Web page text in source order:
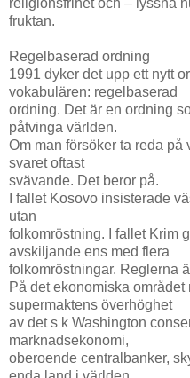
fruktan.
Regelbaserad ordning
1991 dyker det upp ett nytt
vokabulären: regelbaserad
ordning. Det är en ordning
påtvinga världen.
Om man försöker ta reda
svaret oftast
svävande. Det beror på.
I fallet Kosovo insisterade
utan
folkomröstning. I fallet Krim
avskiljande ens med flera
folkomröstningar. Reglerna
På det ekonomiska
supermaktens överhöghet
av det s k Washington
marknadsekonomi,
oberoende centralbanker,